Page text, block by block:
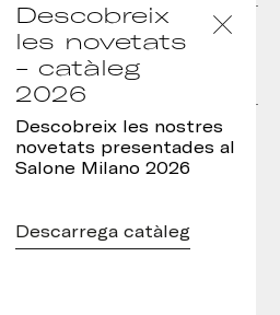
Lounge Cistell Curve
amb potes metàl·liques
Cadira Cistell Curve
amb braços i potes
tipus patí
Descobreix
les novetats
- catàleg
2026
Descobreix les nostres
novetats presentades al
Salone Milano 2026
Descarrega catàleg